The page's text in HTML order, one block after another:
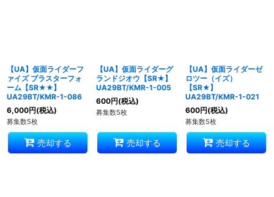
【UA】仮面ライダーフ
ァイズ ブラスターフォ
ーム【SR★★】
UA29BT/KMR-1-086
6,000円(税込)
募集数5枚
売却する
【UA】仮面ライダーグ
ランドジオウ【SR★】
UA29BT/KMR-1-005
600円(税込)
募集数5枚
売却する
【UA】仮面ライダーゼ
ロツー（イズ）
【SR★】
UA29BT/KMR-1-021
600円(税込)
募集数5枚
売却する